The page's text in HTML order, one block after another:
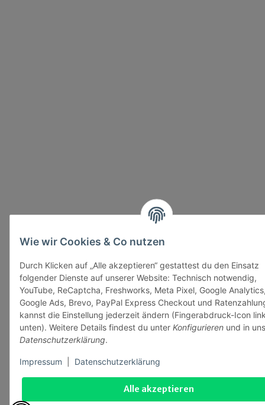
Alle akzeptieren
Wie wir Cookies & Co nutzen
Durch Klicken auf „Alle akzeptieren“ gestattest du den Einsatz
folgender Dienste auf unserer Website: Technisch notwendig,
YouTube, ReCaptcha, Freshworks, Meta Pixel, Google
Google Ads, Brevo, PayPal Express Checkout und
kannst die Einstellung jederzeit ändern (Fingerabdruck-Icon
unten). Weitere Details findest du unter Konfigurieren und in
Datenschutzerklärung.
Impressum Datenschutzerklärung